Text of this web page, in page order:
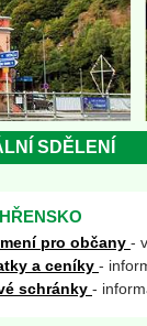
SDĚLENÍ
pro občany -
a ceníky -
schránky -